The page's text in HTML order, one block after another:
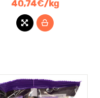
40,74€/kg